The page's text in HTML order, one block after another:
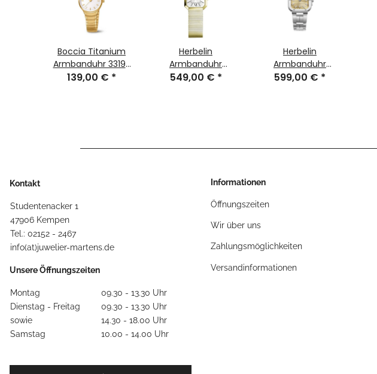
Boccia Titanium
Armbanduhr 3319-
03
139,00 € *
Herbelin
Armbanduhr
17426BP08
549,00 € *
Herbelin
Armbanduhr
17546B13
599,00 € *
Kontakt
Studentenacker 1
47906 Kempen
Tel.: 02152 - 2467
info(at)juwelier-martens.de
Unsere Öffnungszeiten
Montag
09.30 - 13.30 Uhr
Dienstag - Freitag
09.30 - 13.30 Uhr
sowie
14.30 - 18.00 Uhr
Samstag
10.00 - 14.00 Uhr
Informationen
Öffnungszeiten
Wir über uns
Zahlungsmöglichkeiten
Versandinformationen